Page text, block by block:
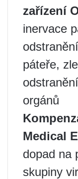
zařízení
inervace
páteře,
orgánů
Medical
dopad na
skupiny